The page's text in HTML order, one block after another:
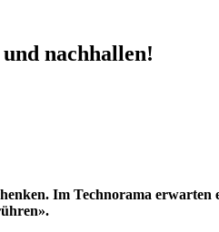
nachhallen!
Im Technorama
».